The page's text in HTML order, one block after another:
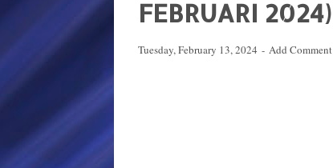
FEBRUARI 2024)
Tuesday, February 13, 2024 Add Comment